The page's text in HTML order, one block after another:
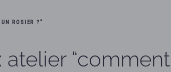
ROSIER ?”
atelier